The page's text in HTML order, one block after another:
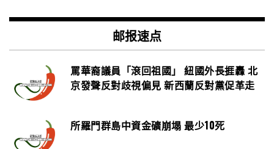
邮报速点
罵華裔議員「滾回祖國」 紐國外長捱轟 北
京發聲反對歧視偏見 新西蘭反對黨促革走
所羅門群島中資金礦崩塌 最少10死